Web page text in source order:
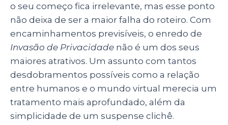
o seu começo fica irrelevante, mas esse ponto
não deixa de ser a maior falha do roteiro. Com
encaminhamentos previsíveis, o enredo de
Invasão de Privacidade não é um dos seus
maiores atrativos. Um assunto com tantos
desdobramentos possíveis como a relação
entre humanos e o mundo virtual merecia um
tratamento mais aprofundado, além da
simplicidade de um suspense clichê.